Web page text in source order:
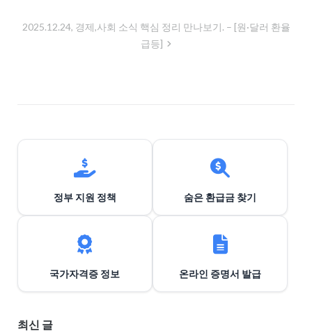
2025.12.24, 경제,사회 소식 핵심 정리 만나보기. – [원·달러 환율
급등]
정부 지원 정책 숨은 환급금 찾기
국가자격증 정보 온라인 증명서 발급
최신 글